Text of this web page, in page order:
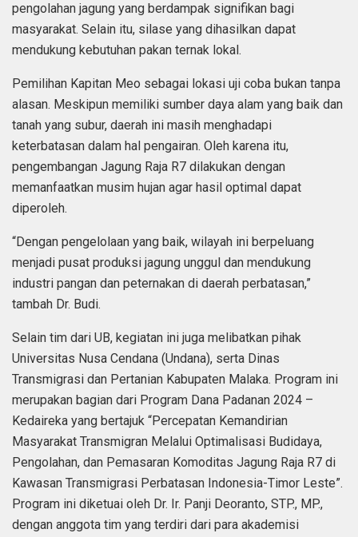
pengolahan jagung yang berdampak signifikan bagi
masyarakat. Selain itu, silase yang dihasilkan dapat
mendukung kebutuhan pakan ternak lokal.
Pemilihan Kapitan Meo sebagai lokasi uji coba bukan tanpa
alasan. Meskipun memiliki sumber daya alam yang baik dan
tanah yang subur, daerah ini masih menghadapi
keterbatasan dalam hal pengairan. Oleh karena itu,
pengembangan Jagung Raja R7 dilakukan dengan
memanfaatkan musim hujan agar hasil optimal dapat
diperoleh.
“Dengan pengelolaan yang baik, wilayah ini berpeluang
menjadi pusat produksi jagung unggul dan mendukung
industri pangan dan peternakan di daerah perbatasan,”
tambah Dr. Budi.
Selain tim dari UB, kegiatan ini juga melibatkan pihak
Universitas Nusa Cendana (Undana), serta Dinas
Transmigrasi dan Pertanian Kabupaten Malaka. Program ini
merupakan bagian dari Program Dana Padanan 2024 –
Kedaireka yang bertajuk “Percepatan Kemandirian
Masyarakat Transmigran Melalui Optimalisasi Budidaya,
Pengolahan, dan Pemasaran Komoditas Jagung Raja R7 di
Kawasan Transmigrasi Perbatasan Indonesia-Timor Leste”.
Program ini diketuai oleh Dr. Ir. Panji Deoranto, STP., MP.,
dengan anggota tim yang terdiri dari para akademisi